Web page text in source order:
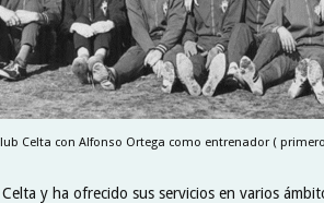
Celta con Alfonso Ortega como entrenador (
y ha ofrecido sus servicios en varios